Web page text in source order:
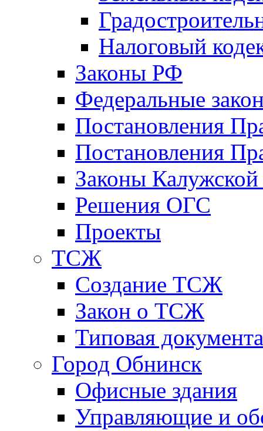
Налоговый
Законы РФ
Федеральные
Постановления
Постановления
Законы Калужской
Решения ОГС
Проекты
ТСЖ
Создание ТСЖ
Закон о ТСЖ
Типовая
Город Обнинск
Офисные здания
Управляющие и